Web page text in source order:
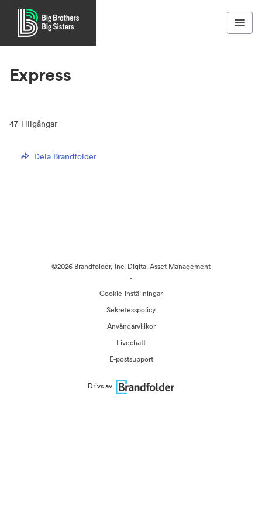
Express
47 Tillgångar
Dela Brandfolder
©2026 Brandfolder, Inc. Digital Asset Management
·
Cookie-inställningar
Sekretesspolicy
Användarvillkor
Livechatt
E-postsupport
Drivs av